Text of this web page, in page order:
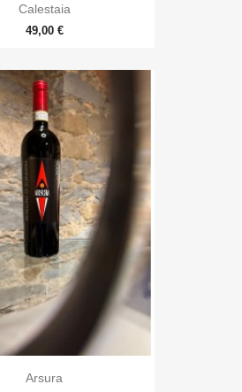
Calestaia
49,00 €
Arsura